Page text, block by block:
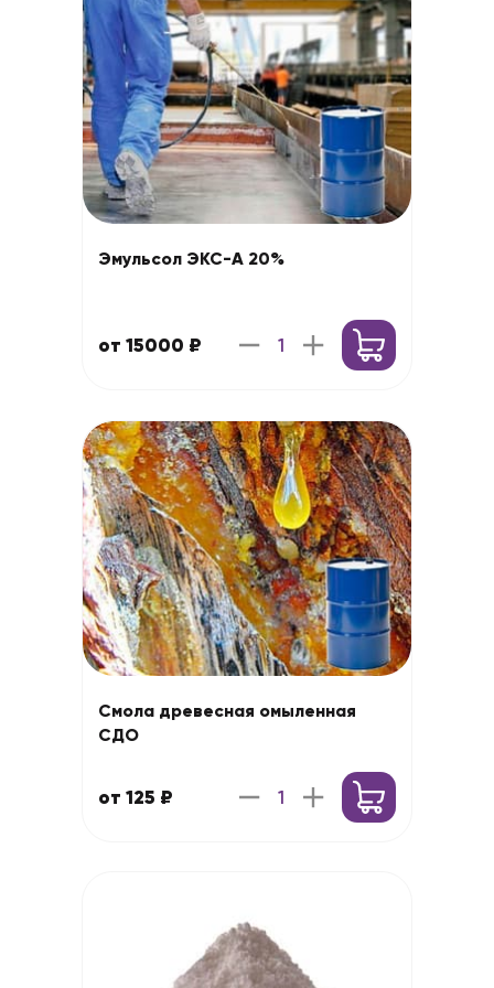
Эмульсол ЭКС-А 20%
от 15000 ₽
Смола древесная омыленная
СДО
от 125 ₽